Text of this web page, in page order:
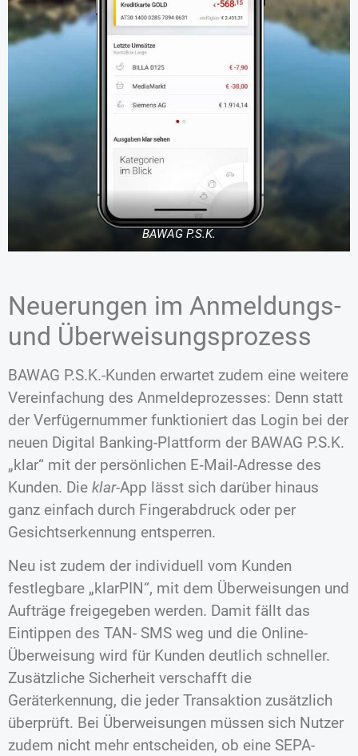
BAWAG P.S.K.
Neuerungen im Anmeldungs-
und Überweisungsprozess
BAWAG P.S.K.-Kunden erwartet zudem eine weitere
Vereinfachung des Anmeldeprozesses: Denn statt
der Verfügernummer funktioniert das Login bei der
neuen Digital Banking-Plattform der BAWAG P.S.K.
„klar“ mit der persönlichen E‑Mail-Adresse des
Kunden. Die klar-App lässt sich darüber hinaus
ganz einfach durch Fingerabdruck oder per
Gesichtserkennung entsperren.
Neu ist zudem der individuell vom Kunden
festlegbare „klarPIN“, mit dem Überweisungen und
Aufträge freigegeben werden. Damit fällt das
Eintippen des TAN- SMS weg und die Online-
Überweisung wird für Kunden deutlich schneller.
Zusätzliche Sicherheit verschafft die
Geräterkennung, die jeder Transaktion zusätzlich
überprüft. Bei Überweisungen müssen sich Nutzer
zudem nicht mehr entscheiden, ob eine SEPA-